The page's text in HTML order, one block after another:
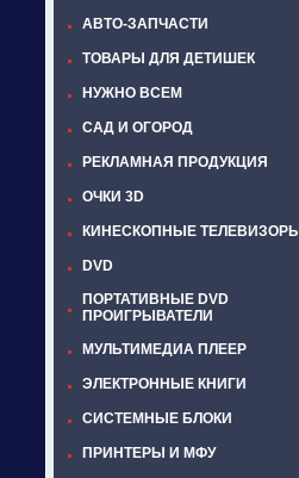
АВТО-ЗАПЧАСТИ
ТОВАРЫ ДЛЯ ДЕТИШЕК
НУЖНО ВСЕМ
САД И ОГОРОД
РЕКЛАМНАЯ ПРОДУКЦИЯ
ОЧКИ 3D
КИНЕСКОПНЫЕ ТЕЛЕВИЗОРЫ
DVD
ПОРТАТИВНЫЕ DVD
ПРОИГРЫВАТЕЛИ
МУЛЬТИМЕДИА ПЛЕЕР
ЭЛЕКТРОННЫЕ КНИГИ
СИСТЕМНЫЕ БЛОКИ
ПРИНТЕРЫ И МФУ